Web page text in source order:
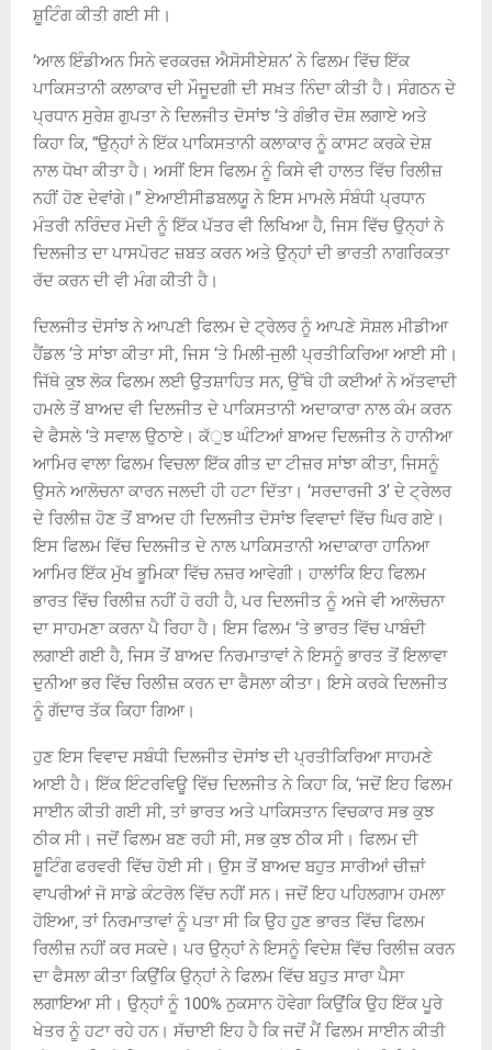
ਸ਼ੂਟਿੰਗ ਕੀਤੀ ਗਈ ਸੀ।
‘ਆਲ ਇੰਡੀਅਨ ਸਿਨੇ ਵਰਕਰਜ਼ ਐਸੋਸੀਏਸ਼ਨ’ ਨੇ ਫਿਲਮ ਵਿੱਚ ਇੱਕ
ਪਾਕਿਸਤਾਨੀ ਕਲਾਕਾਰ ਦੀ ਮੌਜੂਦਗੀ ਦੀ ਸਖ਼ਤ ਨਿੰਦਾ ਕੀਤੀ ਹੈ। ਸੰਗਠਨ ਦੇ
ਪ੍ਰਧਾਨ ਸੁਰੇਸ਼ ਗੁਪਤਾ ਨੇ ਦਿਲਜੀਤ ਦੋਸਾਂਝ ‘ਤੇ ਗੰਭੀਰ ਦੋਸ਼ ਲਗਾਏ ਅਤੇ
ਕਿਹਾ ਕਿ, “ਉਨ੍ਹਾਂ ਨੇ ਇੱਕ ਪਾਕਿਸਤਾਨੀ ਕਲਾਕਾਰ ਨੂੰ ਕਾਸਟ ਕਰਕੇ ਦੇਸ਼
ਨਾਲ ਧੋਖਾ ਕੀਤਾ ਹੈ। ਅਸੀਂ ਇਸ ਫਿਲਮ ਨੂੰ ਕਿਸੇ ਵੀ ਹਾਲਤ ਵਿੱਚ ਰਿਲੀਜ਼
ਨਹੀਂ ਹੋਣ ਦੇਵਾਂਗੇ।” ਏਆਈਸੀਡਬਲਯੂ ਨੇ ਇਸ ਮਾਮਲੇ ਸੰਬੰਧੀ ਪ੍ਰਧਾਨ
ਮੰਤਰੀ ਨਰਿੰਦਰ ਮੋਦੀ ਨੂੰ ਇੱਕ ਪੱਤਰ ਵੀ ਲਿਖਿਆ ਹੈ, ਜਿਸ ਵਿੱਚ ਉਨ੍ਹਾਂ ਨੇ
ਦਿਲਜੀਤ ਦਾ ਪਾਸਪੋਰਟ ਜ਼ਬਤ ਕਰਨ ਅਤੇ ਉਨ੍ਹਾਂ ਦੀ ਭਾਰਤੀ ਨਾਗਰਿਕਤਾ
ਰੱਦ ਕਰਨ ਦੀ ਵੀ ਮੰਗ ਕੀਤੀ ਹੈ।
ਦਿਲਜੀਤ ਦੋਸਾਂਝ ਨੇ ਆਪਣੀ ਫਿਲਮ ਦੇ ਟ੍ਰੇਲਰ ਨੂੰ ਆਪਣੇ ਸੋਸ਼ਲ ਮੀਡੀਆ
ਹੈਂਡਲ ‘ਤੇ ਸਾਂਝਾ ਕੀਤਾ ਸੀ, ਜਿਸ ‘ਤੇ ਮਿਲੀ-ਜੁਲੀ ਪ੍ਰਤੀਕਿਰਿਆ ਆਈ ਸੀ।
ਜਿੱਥੇ ਕੁਝ ਲੋਕ ਫਿਲਮ ਲਈ ਉਤਸ਼ਾਹਿਤ ਸਨ, ਉੱਥੇ ਹੀ ਕਈਆਂ ਨੇ ਅੱਤਵਾਦੀ
ਹਮਲੇ ਤੋਂ ਬਾਅਦ ਵੀ ਦਿਲਜੀਤ ਦੇ ਪਾਕਿਸਤਾਨੀ ਅਦਾਕਾਰਾ ਨਾਲ ਕੰਮ ਕਰਨ
ਦੇ ਫੈਸਲੇ ‘ਤੇ ਸਵਾਲ ਉਠਾਏ। ਕੱੁਝ ਘੰਟਿਆਂ ਬਾਅਦ ਦਿਲਜੀਤ ਨੇ ਹਾਨੀਆ
ਆਮਿਰ ਵਾਲਾ ਫਿਲਮ ਵਿਚਲਾ ਇੱਕ ਗੀਤ ਦਾ ਟੀਜ਼ਰ ਸਾਂਝਾ ਕੀਤਾ, ਜਿਸਨੂੰ
ਉਸਨੇ ਆਲੋਚਨਾ ਕਾਰਨ ਜਲਦੀ ਹੀ ਹਟਾ ਦਿੱਤਾ। ‘ਸਰਦਾਰਜੀ 3’ ਦੇ ਟ੍ਰੇਲਰ
ਦੇ ਰਿਲੀਜ਼ ਹੋਣ ਤੋਂ ਬਾਅਦ ਹੀ ਦਿਲਜੀਤ ਦੋਸਾਂਝ ਵਿਵਾਦਾਂ ਵਿੱਚ ਘਿਰ ਗਏ।
ਇਸ ਫਿਲਮ ਵਿੱਚ ਦਿਲਜੀਤ ਦੇ ਨਾਲ ਪਾਕਿਸਤਾਨੀ ਅਦਾਕਾਰਾ ਹਾਨਿਆ
ਆਮਿਰ ਇੱਕ ਮੁੱਖ ਭੂਮਿਕਾ ਵਿੱਚ ਨਜ਼ਰ ਆਵੇਗੀ। ਹਾਲਾਂਕਿ ਇਹ ਫਿਲਮ
ਭਾਰਤ ਵਿੱਚ ਰਿਲੀਜ਼ ਨਹੀਂ ਹੋ ਰਹੀ ਹੈ, ਪਰ ਦਿਲਜੀਤ ਨੂੰ ਅਜੇ ਵੀ ਆਲੋਚਨਾ
ਦਾ ਸਾਹਮਣਾ ਕਰਨਾ ਪੈ ਰਿਹਾ ਹੈ। ਇਸ ਫਿਲਮ ‘ਤੇ ਭਾਰਤ ਵਿੱਚ ਪਾਬੰਦੀ
ਲਗਾਈ ਗਈ ਹੈ, ਜਿਸ ਤੋਂ ਬਾਅਦ ਨਿਰਮਾਤਾਵਾਂ ਨੇ ਇਸਨੂੰ ਭਾਰਤ ਤੋਂ ਇਲਾਵਾ
ਦੁਨੀਆ ਭਰ ਵਿੱਚ ਰਿਲੀਜ਼ ਕਰਨ ਦਾ ਫੈਸਲਾ ਕੀਤਾ। ਇਸੇ ਕਰਕੇ ਦਿਲਜੀਤ
ਨੂੰ ਗੱਦਾਰ ਤੱਕ ਕਿਹਾ ਗਿਆ।
ਹੁਣ ਇਸ ਵਿਵਾਦ ਸਬੰਧੀ ਦਿਲਜੀਤ ਦੋਸਾਂਝ ਦੀ ਪ੍ਰਤੀਕਿਰਿਆ ਸਾਹਮਣੇ
ਆਈ ਹੈ। ਇੱਕ ਇੰਟਰਵਿਊ ਵਿੱਚ ਦਿਲਜੀਤ ਨੇ ਕਿਹਾ ਕਿ, ‘ਜਦੋਂ ਇਹ ਫਿਲਮ
ਸਾਈਨ ਕੀਤੀ ਗਈ ਸੀ, ਤਾਂ ਭਾਰਤ ਅਤੇ ਪਾਕਿਸਤਾਨ ਵਿਚਕਾਰ ਸਭ ਕੁਝ
ਠੀਕ ਸੀ। ਜਦੋਂ ਫਿਲਮ ਬਣ ਰਹੀ ਸੀ, ਸਭ ਕੁਝ ਠੀਕ ਸੀ। ਫਿਲਮ ਦੀ
ਸ਼ੂਟਿੰਗ ਫਰਵਰੀ ਵਿੱਚ ਹੋਈ ਸੀ। ਉਸ ਤੋਂ ਬਾਅਦ ਬਹੁਤ ਸਾਰੀਆਂ ਚੀਜ਼ਾਂ
ਵਾਪਰੀਆਂ ਜੋ ਸਾਡੇ ਕੰਟਰੋਲ ਵਿੱਚ ਨਹੀਂ ਸਨ। ਜਦੋਂ ਇਹ ਪਹਿਲਗਾਮ ਹਮਲਾ
ਹੋਇਆ, ਤਾਂ ਨਿਰਮਾਤਾਵਾਂ ਨੂੰ ਪਤਾ ਸੀ ਕਿ ਉਹ ਹੁਣ ਭਾਰਤ ਵਿੱਚ ਫਿਲਮ
ਰਿਲੀਜ਼ ਨਹੀਂ ਕਰ ਸਕਦੇ। ਪਰ ਉਨ੍ਹਾਂ ਨੇ ਇਸਨੂੰ ਵਿਦੇਸ਼ ਵਿੱਚ ਰਿਲੀਜ਼ ਕਰਨ
ਦਾ ਫੈਸਲਾ ਕੀਤਾ ਕਿਉਂਕਿ ਉਨ੍ਹਾਂ ਨੇ ਫਿਲਮ ਵਿੱਚ ਬਹੁਤ ਸਾਰਾ ਪੈਸਾ
ਲਗਾਇਆ ਸੀ। ਉਨ੍ਹਾਂ ਨੂੰ 100% ਨੁਕਸਾਨ ਹੋਵੇਗਾ ਕਿਉਂਕਿ ਉਹ ਇੱਕ ਪੂਰੇ
ਖੇਤਰ ਨੂੰ ਹਟਾ ਰਹੇ ਹਨ। ਸੱਚਾਈ ਇਹ ਹੈ ਕਿ ਜਦੋਂ ਮੈਂ ਫਿਲਮ ਸਾਈਨ ਕੀਤੀ